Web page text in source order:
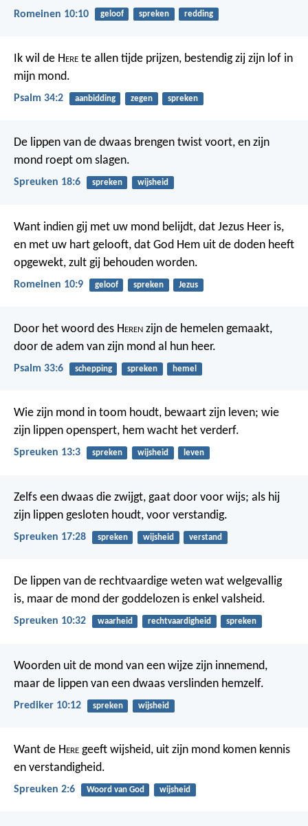
Romeinen 10:10 geloof spreken redding
Ik wil de Here te allen tijde prijzen, bestendig zij zijn lof in
mijn mond.
Psalm 34:2 aanbidding zegen spreken
De lippen van de dwaas brengen twist voort, en zijn
mond roept om slagen.
Spreuken 18:6 spreken wijsheid
Want indien gij met uw mond belijdt, dat Jezus Heer is,
en met uw hart gelooft, dat God Hem uit de doden heeft
opgewekt, zult gij behouden worden.
Romeinen 10:9 geloof spreken Jezus
Door het woord des Heren zijn de hemelen gemaakt,
door de adem van zijn mond al hun heer.
Psalm 33:6 schepping spreken hemel
Wie zijn mond in toom houdt, bewaart zijn leven; wie
zijn lippen openspert, hem wacht het verderf.
Spreuken 13:3 spreken wijsheid leven
Zelfs een dwaas die zwijgt, gaat door voor wijs; als hij
zijn lippen gesloten houdt, voor verstandig.
Spreuken 17:28 spreken wijsheid verstand
De lippen van de rechtvaardige weten wat welgevallig
is, maar de mond der goddelozen is enkel valsheid.
Spreuken 10:32 waarheid rechtvaardigheid spreken
Woorden uit de mond van een wijze zijn innemend,
maar de lippen van een dwaas verslinden hemzelf.
Prediker 10:12 spreken wijsheid
Want de Here geeft wijsheid, uit zijn mond komen kennis
en verstandigheid.
Spreuken 2:6 Woord van God wijsheid